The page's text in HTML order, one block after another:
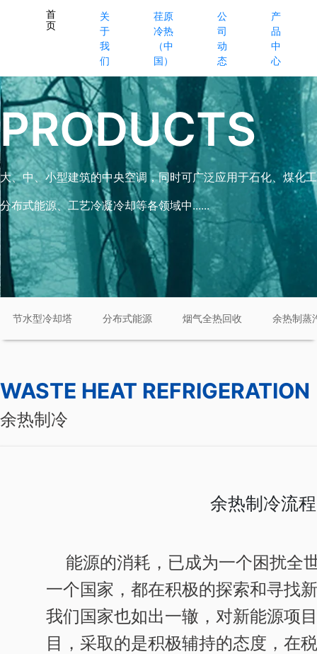
首
页
关
于
我
们
荏原
冷热
（中
国）
公
司
动
态
产
品
中
心
PRODUCTS
大、中、小型建筑的中央空调，同时可广泛应用于石化、煤化
分布式能源、工艺冷凝冷却等各领域中......
节水型冷却塔 分布式能源 烟气全热回收 余热制蒸
WASTE HEAT REFRIGERATION
余热制冷
余热制冷流
能源的消耗，已成为一个困扰全
一个国家，都在积极的探索和寻找
我们国家也如出一辙，对新能源项
目，采取的是积极辅持的态度，在